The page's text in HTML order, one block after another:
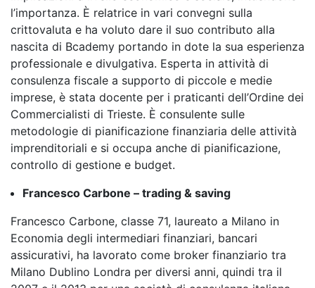
l’importanza. È relatrice in vari convegni sulla
crittovaluta e ha voluto dare il suo contributo alla
nascita di Bcademy portando in dote la sua esperienza
professionale e divulgativa. Esperta in attività di
consulenza fiscale a supporto di piccole e medie
imprese, è stata docente per i praticanti dell’Ordine dei
Commercialisti di Trieste. È consulente sulle
metodologie di pianificazione finanziaria delle attività
imprenditoriali e si occupa anche di pianificazione,
controllo di gestione e budget.
Francesco Carbone – trading & saving
Francesco Carbone, classe 71, laureato a Milano in
Economia degli intermediari finanziari, bancari
assicurativi, ha lavorato come broker finanziario tra
Milano Dublino Londra per diversi anni, quindi tra il